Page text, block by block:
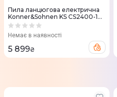
Пила ланцюгова електрична
Konner&Sohnen KS CS2400-18
45см 2400Вт
Немає в наявності
5 899₴